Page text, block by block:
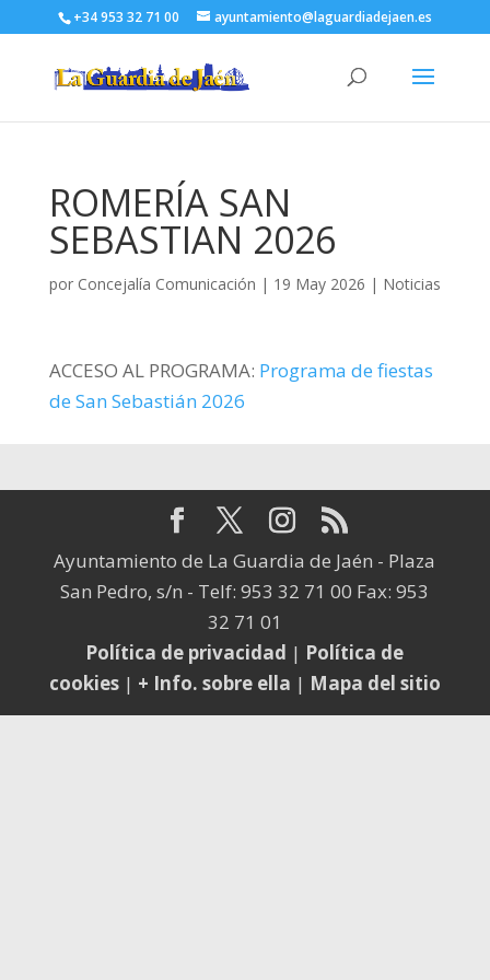
+34 953 32 71 00 ayuntamiento@laguardiadejaen.es
ROMERÍA SAN
SEBASTIAN 2026
por Concejalía Comunicación | 19 May 2026 | Noticias
ACCESO AL PROGRAMA: Programa de fiestas
de San Sebastián 2026
Ayuntamiento de La Guardia de Jaén - Plaza
San Pedro, s/n - Telf: 953 32 71 00 Fax: 953
32 71 01
Política de privacidad | Política de
cookies| + Info. sobre ella | Mapa del sitio